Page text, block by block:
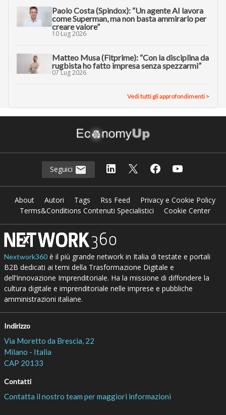
Paolo Costa (Spindox): “Un agente AI lavora
come Superman, ma non basta ammirarlo per
creare valore”
10 Lug 2026
Matteo Musa (Fitprime): “Con la disciplina da
rugbista ho fatto impresa senza spezzarmi”
07 Lug 2026
Vedi tutti gli approfondimenti >
Seguici
About Autori Tags Rss Feed
Privacy e Cookie Policy
Terms&Conditions Contenuti Specialistici
Cookie Center
Nextwork360è il più grande network in Italia di testate e portali
B2B dedicati ai temi della Trasformazione Digitale e
dell’Innovazione Imprenditoriale. Ha la missione di diffondere la
cultura digitale e imprenditoriale nelle imprese e pubbliche
amministrazioni italiane.
Indirizzo
Via Moretto da Brescia, 22
Milano - Italia
CAP 20133
Contatti
Contatta il nostro team per maggiori informazioni